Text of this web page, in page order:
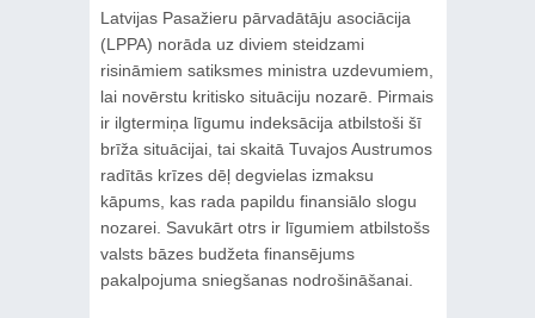
Latvijas Pasažieru pārvadātāju asociācija
(LPPA) norāda uz diviem steidzami
risināmiem satiksmes ministra uzdevumiem,
lai novērstu kritisko situāciju nozarē. Pirmais
ir ilgtermiņa līgumu indeksācija atbilstoši šī
brīža situācijai, tai skaitā Tuvajos Austrumos
radītās krīzes dēļ degvielas izmaksu
kāpums, kas rada papildu finansiālo slogu
nozarei. Savukārt otrs ir līgumiem atbilstošs
valsts bāzes budžeta finansējums
pakalpojuma sniegšanas nodrošināšanai.